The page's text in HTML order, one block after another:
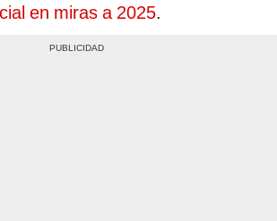
en miras a 2025.